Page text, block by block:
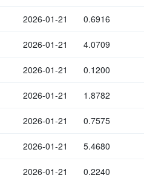
2026-01-21 0.6916
2026-01-21 4.0709
2026-01-21 0.1200
2026-01-21 1.8782
2026-01-21 0.7575
2026-01-21 5.4680
2026-01-21 0.2240